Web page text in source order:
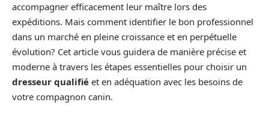
accompagner efficacement leur maître lors des
expéditions. Mais comment identifier le bon professionnel
dans un marché en pleine croissance et en perpétuelle
évolution? Cet article vous guidera de manière précise et
moderne à travers les étapes essentielles pour choisir un
dresseur qualifié et en adéquation avec les besoins de
votre compagnon canin.